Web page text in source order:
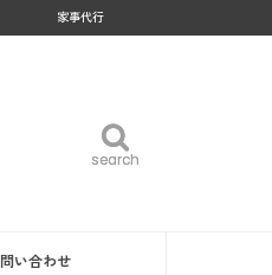
家事代行
search
search
い合わせ